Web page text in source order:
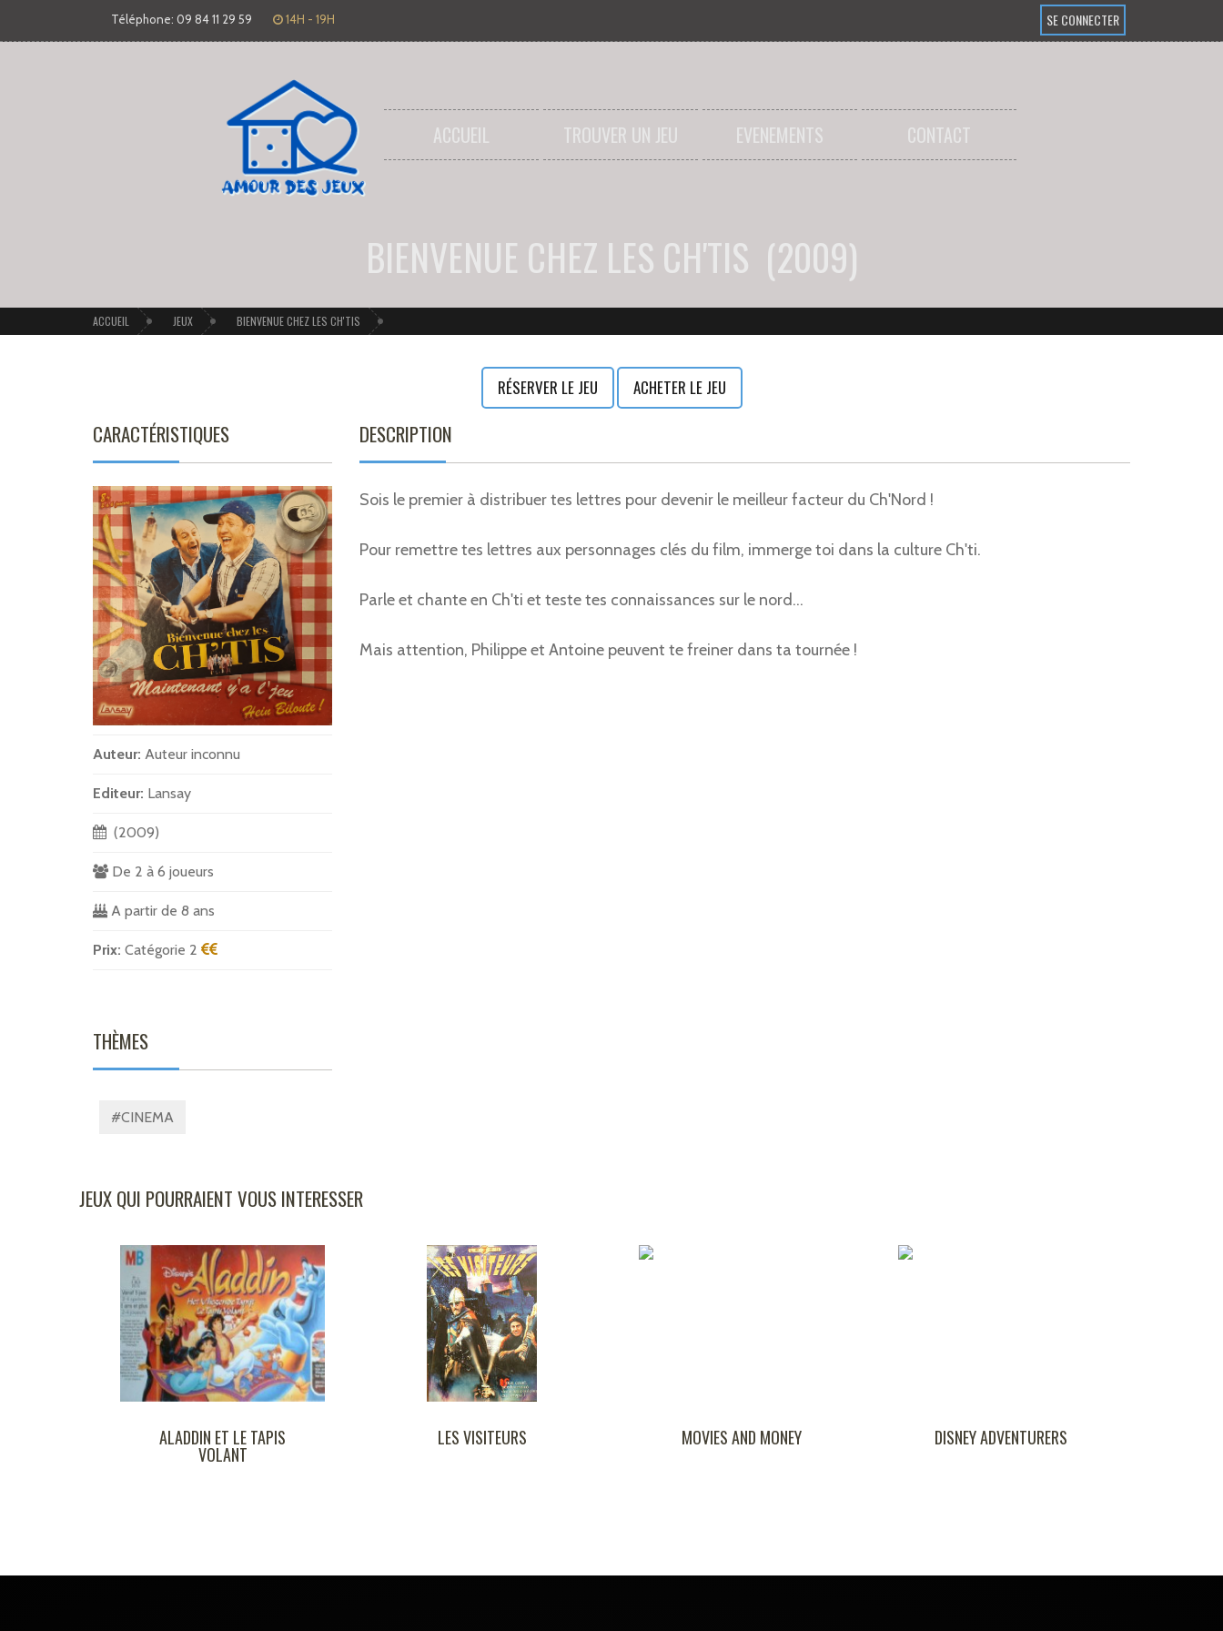
Téléphone: 09 84 11 29 59 14H - 19H SE CONNECTER
ACCUEIL TROUVER UN JEU EVENEMENTS CONTACT
BIENVENUE CHEZ LES CH'TIS (2009)
ACCUEIL JEUX BIENVENUE CHEZ LES CH'TIS
RÉSERVER LE JEU ACHETER LE JEU
CARACTÉRISTIQUES
Auteur: Auteur inconnu
Editeur: Lansay
(2009)
De 2 à 6 joueurs
A partir de 8 ans
Prix: Catégorie 2
THÈMES
#CINEMA
DESCRIPTION
Sois le premier à distribuer tes lettres pour devenir le meilleur facteur du Ch'Nord !
Pour remettre tes lettres aux personnages clés du film, immerge toi dans la culture Ch'ti.
Parle et chante en Ch'ti et teste tes connaissances sur le nord...
Mais attention, Philippe et Antoine peuvent te freiner dans ta tournée !
JEUX QUI POURRAIENT VOUS INTERESSER
ALADDIN ET LE TAPIS
VOLANT
LES VISITEURS MOVIES AND MONEY DISNEY ADVENTURERS